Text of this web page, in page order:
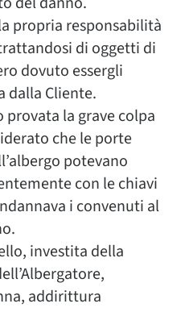
propria responsabilità
di oggetti di
dovuto essergli
dalla Cliente.
la grave colpa
che le porte
potevano
con le chiavi
i convenuti al
investita della
addirittura